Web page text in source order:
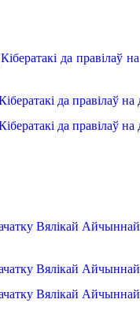
да правілаў
да правілаў на
да правілаў на
Вялікай Айчыннай
Вялікай Айчыннай
Вялікай Айчыннай